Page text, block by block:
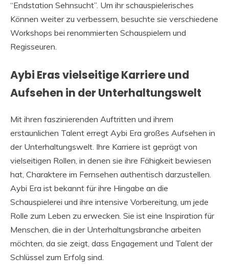
“Endstation Sehnsucht”. Um ihr schauspielerisches
Können weiter zu verbessern, besuchte sie verschiedene
Workshops bei renommierten Schauspielern und
Regisseuren.
Aybi Eras vielseitige Karriere und
Aufsehen in der Unterhaltungswelt
Mit ihren faszinierenden Auftritten und ihrem
erstaunlichen Talent erregt Aybi Era großes Aufsehen in
der Unterhaltungswelt. Ihre Karriere ist geprägt von
vielseitigen Rollen, in denen sie ihre Fähigkeit bewiesen
hat, Charaktere im Fernsehen authentisch darzustellen.
Aybi Era ist bekannt für ihre Hingabe an die
Schauspielerei und ihre intensive Vorbereitung, um jede
Rolle zum Leben zu erwecken. Sie ist eine Inspiration für
Menschen, die in der Unterhaltungsbranche arbeiten
möchten, da sie zeigt, dass Engagement und Talent der
Schlüssel zum Erfolg sind.